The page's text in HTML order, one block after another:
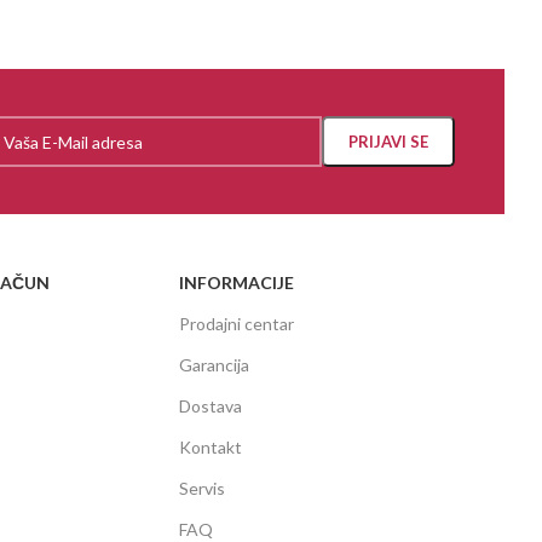
INFORMACIJE
Prodajni centar
Garancija
Dostava
Kontakt
Servis
FAQ